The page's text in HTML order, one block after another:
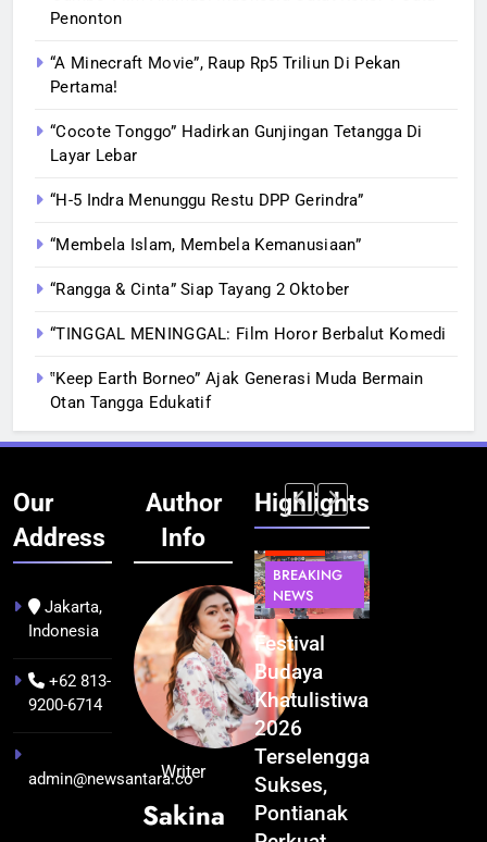
Penonton
“A Minecraft Movie”, Raup Rp5 Triliun Di Pekan
Pertama!
“Cocote Tonggo” Hadirkan Gunjingan Tetangga Di
Layar Lebar
“H-5 Indra Menunggu Restu DPP Gerindra”
“Membela Islam, Membela Kemanusiaan”
“Rangga & Cinta” Siap Tayang 2 Oktober
“TINGGAL MENINGGAL: Film Horor Berbalut Komedi
‟Keep Earth Borneo” Ajak Generasi Muda Bermain
Otan Tangga Edukatif
Our
Address
Jakarta,
Indonesia
+62 813-
9200-6714
admin@newsantara.co
Author
Info
Writer
Sakina
Highlights
BERITA
NEWS
Kualitas
Pramuwisata
Dukung
Peningkatan
Pariwisata
TEKNOLOGI
Indonesia
Resmi
Bangun AI
Factory
se-Asia
Tenggara,
BREAKING
NEWS
Festival
Budaya
Khatulistiwa
2026
Terselenggara
Sukses,
Pontianak